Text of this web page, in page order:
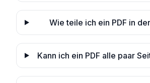
Wie teile ich ein PDF in
Kann ich ein PDF alle paar